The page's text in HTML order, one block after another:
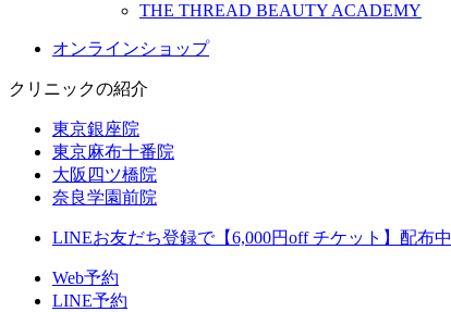
THE THREAD BEAUTY ACADEMY
オンラインショップ
クリニックの紹介
東京銀座院
東京麻布十番院
大阪四ツ橋院
奈良学園前院
LINEお友だち登録で【6,000円off チケット】配布中
Web予約
LINE予約